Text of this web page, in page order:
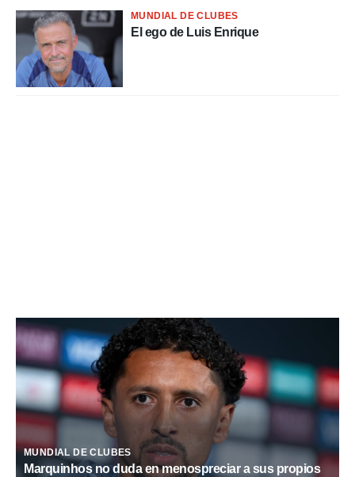
MUNDIAL DE CLUBES
El ego de Luis Enrique
MUNDIAL DE CLUBES
Marquinhos no duda en menospreciar a sus propios